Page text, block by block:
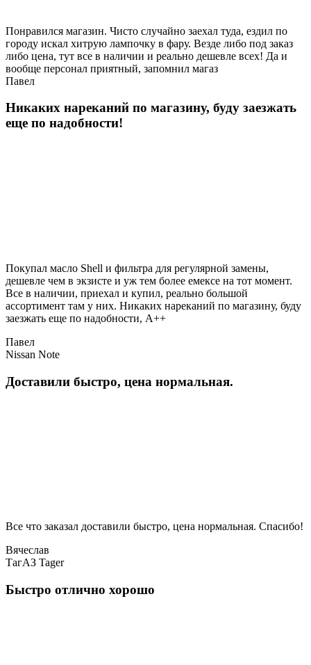
Понравился магазин. Чисто случайно заехал туда, ездил по
городу искал хитрую лампочку в фару. Везде либо под заказ
либо цена, тут все в наличии и реально дешевле всех! Да и
вообще персонал приятный, запомнил магаз
Павел
Никаких нареканий по магазину, буду заезжать
еще по надобности!
Покупал масло Shell и фильтра для регулярной замены,
дешевле чем в экзисте и уж тем более емексе на тот момент.
Все в наличии, приехал и купил, реально большой
ассортимент там у них. Никаких нареканий по магазину, буду
заезжать еще по надобности, A++
Павел
Nissan Note
Доставили быстро, цена нормальная.
Все что заказал доставили быстро, цена нормальная. Спасибо!
Вячеслав
ТагАЗ Tager
Быстро отлично хорошо